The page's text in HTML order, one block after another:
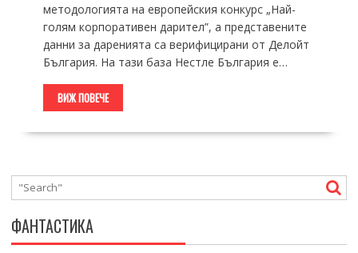
методологията на европейския конкурс „Най-
голям корпоративен дарител”, а представените
данни за даренията са верифицирани от Делойт
България. На тази база Нестле България е…
ВИЖ ПОВЕЧЕ
ФАНТАСТИКА